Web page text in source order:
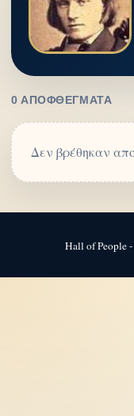
0 ΑΠΟΦΘΈΓΜΑΤΑ
Δεν βρέθηκαν
Hall of People